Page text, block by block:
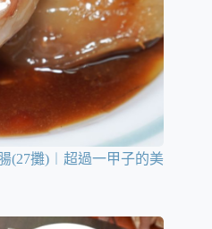
(27攤)︱超過一甲子的美